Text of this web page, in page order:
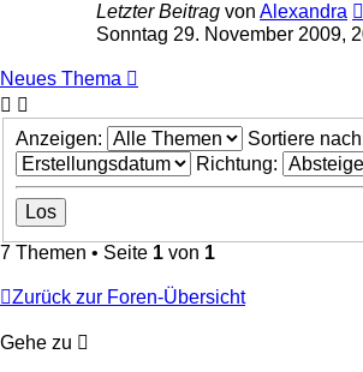
Letzter Beitrag von Alexandra
Sonntag 29. November 2009,
Neues Thema
Anzeigen:
Sortiere
Richtung:
7 Themen • Seite 1 von 1
Zurück zur Foren-Übersicht
Gehe zu